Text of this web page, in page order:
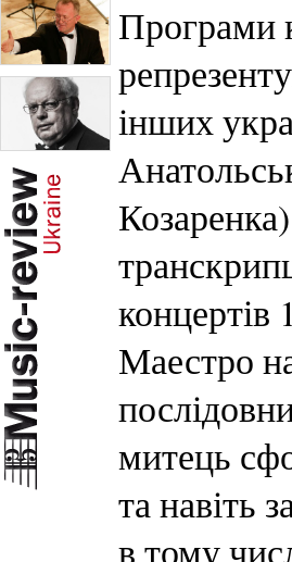
Програми
інших
концертів
Маестро
митець
та навіть
в тому